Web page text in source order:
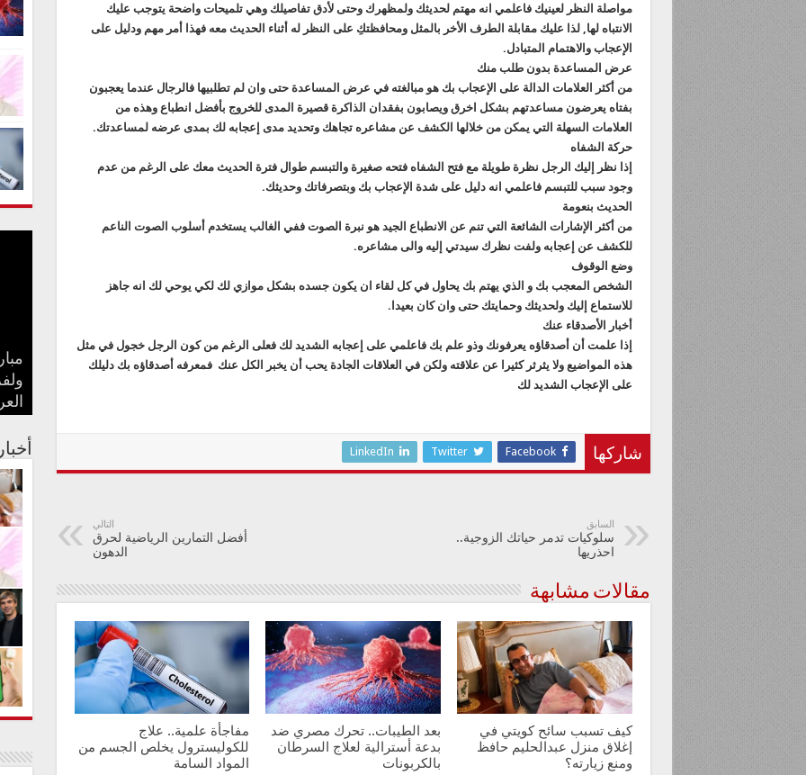
مواصلة النظر لعينيك فاعلمي انه مهتم لحديثك ولمظهرك وحتى لأدق تفاصيلك وهي تلميحات واضحة يتوجب عليك
الانتباه لها, لذا عليك مقابلة الطرف الأخر بالمثل ومحافظتكِ على النظر له أثناء الحديث معه فهذا أمر مهم ودليل على
الإعجاب والاهتمام المتبادل.
عرض المساعدة بدون طلب منك
من أكثر العلامات الدالة على الإعجاب بك هو مبالغته في عرض المساعدة حتى وان لم تطلبيها فالرجال عندما يعجبون
بفتاه يعرضون مساعدتهم بشكل اخرق ويصابون بفقدان الذاكرة قصيرة المدى للخروج بأفضل انطباع وهذه من
العلامات السهلة التي يمكن من خلالها الكشف عن مشاعره تجاهك وتحديد مدى إعجابه لك بمدى عرضه لمساعدتك.
حركة الشفاه
إذا نظر إليك الرجل نظرة طويلة مع فتح الشفاه فتحه صغيرة والتبسم طوال فترة الحديث معك على الرغم من عدم
وجود سبب للتبسم فاعلمي انه دليل على شدة الإعجاب بك وبتصرفاتك وحديثك.
الحديث بنعومة
من أكثر الإشارات الشائعة التي تنم عن الانطباع الجيد هو نبرة الصوت ففي الغالب يستخدم أسلوب الصوت الناعم
للكشف عن إعجابه ولفت نظرك سيدتي إليه والى مشاعره.
وضع الوقوف
الشخص المعجب بك و الذي يهتم بك يحاول في كل لقاء ان يكون جسده بشكل موازي لك لكي يوحي لك انه جاهز
للاستماع إليك ولحديثك وحمايتك حتى وان كان بعيدا.
أخبار الأصدقاء عنك
إذا علمت أن أصدقاؤه يعرفونك وذو علم بك فاعلمي على إعجابه الشديد لك فعلى الرغم من كون الرجل خجول في مثل
هذه المواضيع ولا يثرثر كثيرا عن علاقته ولكن في العلاقات الجادة يحب أن يخبر الكل عنك فمعرفه أصدقاؤه بك دليلك
على الإعجاب الشديد لك
شاركها Facebook
Twitter
LinkedIn
السابق
سلوكيات تدمر حياتك الزوجية..
احذريها
التالي
أفضل التمارين الرياضية لحرق
الدهون
مقالات مشابهة
كيف تسبب سائح كويتي في
إغلاق منزل عبدالحليم حافظ
ومنع زيارته؟
بعد الطيبات.. تحرك مصري ضد
بدعة أسترالية لعلاج السرطان
بالكربونات
مفاجأة علمية.. علاج
للكوليسترول يخلص الجسم من
المواد السامة
في